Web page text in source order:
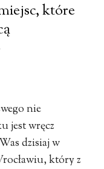
które
nie
jest wręcz
dzisiaj w
który z